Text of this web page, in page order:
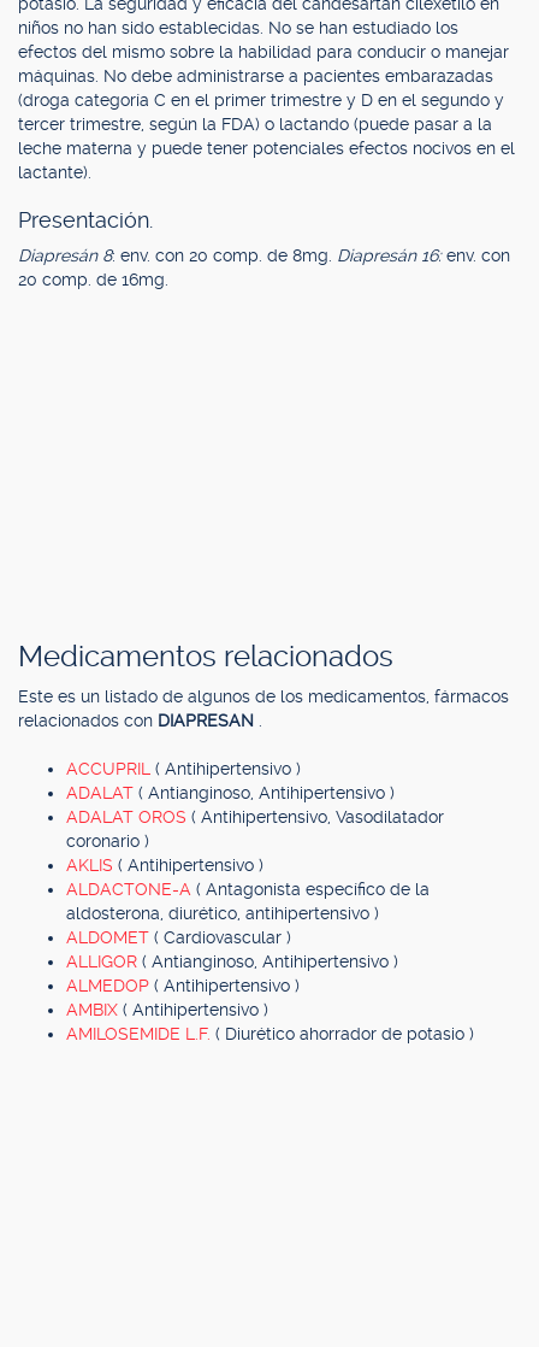
niños no han sido establecidas. No se han estudiado los
efectos del mismo sobre la habilidad para conducir o manejar
máquinas. No debe administrarse a pacientes embarazadas
(droga categoría C en el primer trimestre y D en el segundo y
tercer trimestre, según la FDA) o lactando (puede pasar a la
leche materna y puede tener potenciales efectos nocivos en el
lactante).
Presentación.
Diapresán 8: env. con 20 comp. de 8mg. Diapresán 16:env. con
20 comp. de 16mg.
Medicamentos relacionados
Este es un listado de algunos de los medicamentos, fármacos
relacionados con DIAPRESAN
ACCUPRIL ( Antihipertensivo )
ADALAT ( Antianginoso, Antihipertensivo )
ADALAT OROS ( Antihipertensivo, Vasodilatador
coronario )
AKLIS ( Antihipertensivo )
ALDACTONE-A ( Antagonista específico de la
aldosterona, diurético, antihipertensivo )
ALDOMET ( Cardiovascular )
ALLIGOR ( Antianginoso, Antihipertensivo )
ALMEDOP ( Antihipertensivo )
AMBIX ( Antihipertensivo )
AMILOSEMIDE L.F. ( Diurético ahorrador de potasio )